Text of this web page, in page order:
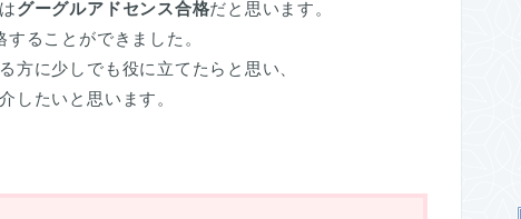
グーグルアドセンス合格だと思います。
ることができました。
方に少しでも役に立てたらと思い、
したいと思います。